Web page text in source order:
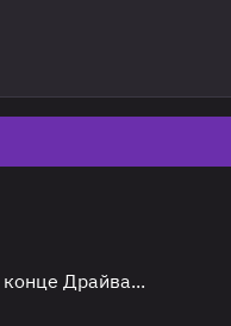
Драйва...